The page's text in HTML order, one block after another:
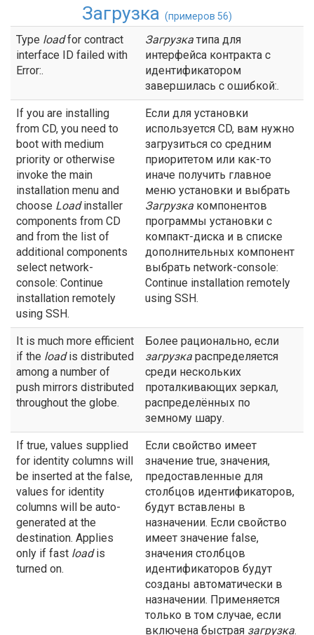
Загрузка (примеров 56)
Type loadfor contract
interface ID failed with
Error:.
Загрузка типа для
интерфейса контракта с
идентификатором
завершилась с ошибкой:.
If you are installing
from CD, you need to
boot with medium
priority or otherwise
invoke the main
installation menu and
choose Loadinstaller
components from CD
and from the list of
additional components
select network-
console: Continue
installation remotely
using SSH.
Если для установки
используется CD, вам нужно
загрузиться со средним
приоритетом или как-то
иначе получить главное
меню установки и выбрать
Загрузка компонентов
программы установки с
компакт-диска и в списке
дополнительных компонент
выбрать network-console:
Continue installation remotely
using SSH.
It is much more efficient
if the loadis distributed
among a number of
push mirrors distributed
throughout the globe.
Более рационально, если
загрузка распределяется
среди нескольких
проталкивающих зеркал,
распределённых по
земному шару.
If true, values supplied
for identity columns will
be inserted at the false,
values for identity
columns will be auto-
generated at the
destination. Applies
only if fast loadis
turned on.
Если свойство имеет
значение true, значения,
предоставленные для
столбцов идентификаторов,
будут вставлены в
назначении. Если свойство
имеет значение false,
значения столбцов
идентификаторов будут
созданы автоматически в
назначении. Применяется
только в том случае, если
включена быстрая загрузка.